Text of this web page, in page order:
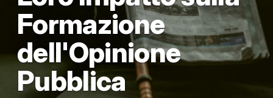
Formazione
dell'Opinione
Pubblica